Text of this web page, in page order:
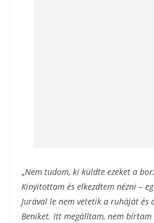
„Nem tudom, ki küldte ezeket a
Kinyitottam és elkezdtem nézni –
Jurával le nem vetetik a ruháját és
Beniket. Itt megálltam, nem bírtam